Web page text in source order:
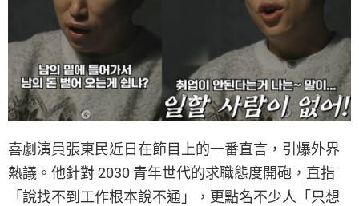
喜劇演員張東民近日在節目上的一番直言，引爆外界
熱議。他針對 2030 青年世代的求職態度開砲，直指
「說找不到工作根本說不通」，更點名不少人「只想